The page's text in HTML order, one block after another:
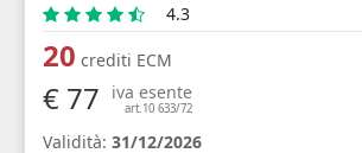
4.3
20 crediti ECM
€ 77 iva esente
art.10 633/72
Validità: 31/12/2026